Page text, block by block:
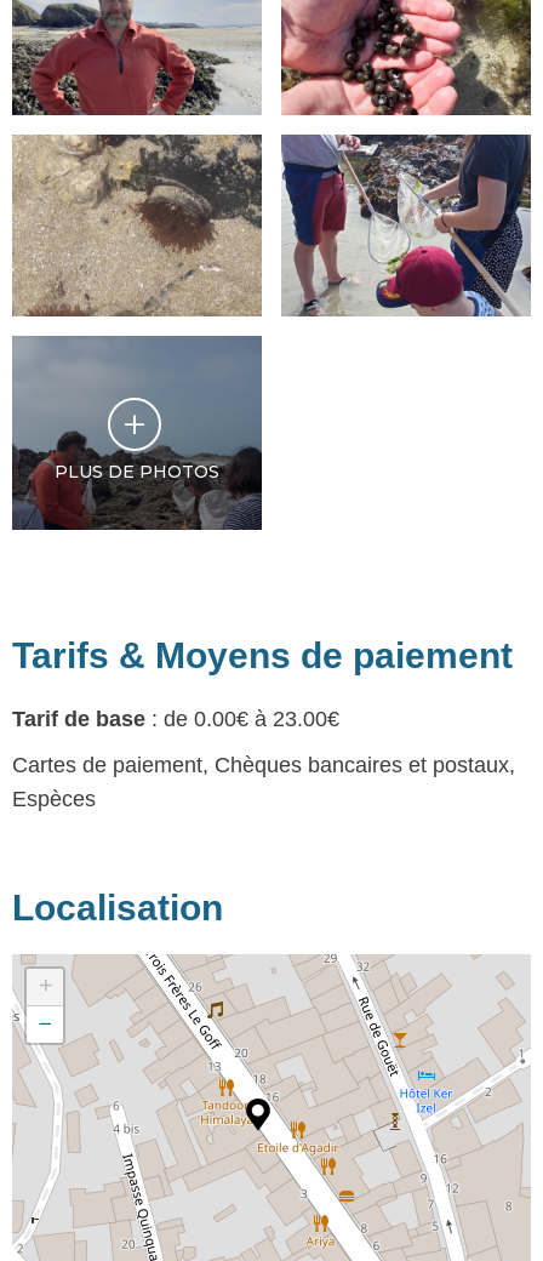
PLUS DE PHOTOS
Tarifs & Moyens de paiement
Tarif de base : de 0.00€ à 23.00€
Cartes de paiement, Chèques bancaires et postaux,
Espèces
Localisation
+
−